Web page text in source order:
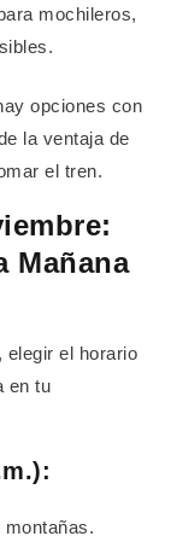
mochileros,
opciones con
la ventaja de
el tren.
Mañana
elegir el horario
en tu